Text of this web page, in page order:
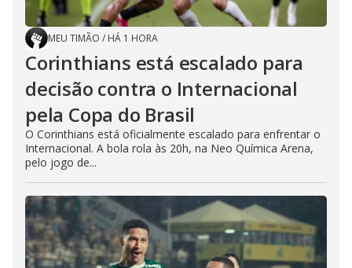
MEU TIMÃO / HÁ 1 HORA
Corinthians está escalado para
decisão contra o Internacional
pela Copa do Brasil
O Corinthians está oficialmente escalado para enfrentar o
Internacional. A bola rola às 20h, na Neo Química Arena,
pelo jogo de...